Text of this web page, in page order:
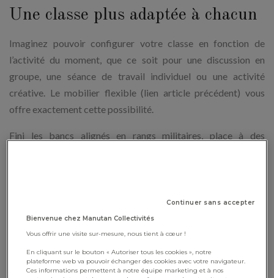
Une classe plus adaptée à chacun
Imaginez pouvoir configurer votre classe en fonction de
l’activité du moment, que ce soit pour une discussion en
groupe, une séance de travail individuel ou une activité
créative. Le mobilier flexible (lien article précédent) vous
offre exactement cette possibilité.
Fini les bancs alignés en rangs militaires, place à des
vous lui offrez un coin calme et si un autre préfère
Continuer sans accepter
Bienvenue chez Manutan Collectivités
Vous offrir une visite sur-mesure, nous tient à cœur !
En cliquant sur le bouton « Autoriser tous les cookies », notre
plateforme web va pouvoir échanger des cookies avec votre navigateur.
Ces informations permettent à notre équipe marketing et à nos